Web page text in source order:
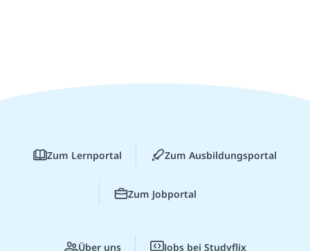
Zum Lernportal Zum Ausbildungsportal
Zum Jobportal
Über uns Jobs bei Studyflix